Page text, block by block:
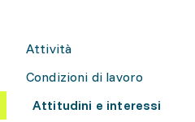
Attività
Condizioni di lavoro
Attitudini e interessi